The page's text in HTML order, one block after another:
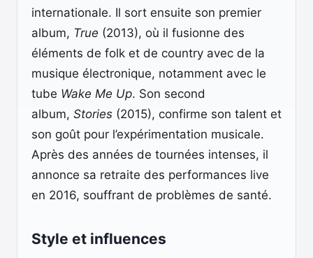
internationale. Il sort ensuite son premier
album, True (2013), où il fusionne des
éléments de folk et de country avec de la
musique électronique, notamment avec le
tube Wake Me Up. Son second
album, Stories (2015), confirme son talent et
son goût pour l’expérimentation musicale.
Après des années de tournées intenses, il
annonce sa retraite des performances live
en 2016, souffrant de problèmes de santé.
Style et influences